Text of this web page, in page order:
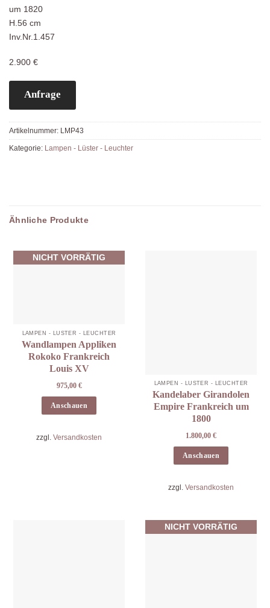
um 1820
H.56 cm
Inv.Nr.1.457
2.900 €
Anfrage
Artikelnummer: LMP43
Kategorie: Lampen - Lüster - Leuchter
Ähnliche Produkte
NICHT VORRÄTIG
LAMPEN - LÜSTER - LEUCHTER
Wandlampen Appliken
Rokoko Frankreich
Louis XV
975,00 €
Anschauen
zzgl. Versandkosten
LAMPEN - LÜSTER - LEUCHTER
Kandelaber Girandolen
Empire Frankreich um
1800
1.800,00 €
Anschauen
zzgl. Versandkosten
NICHT VORRÄTIG